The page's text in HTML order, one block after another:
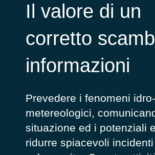
Il valore di un
corretto
informazioni
Prevedere i fenomeni idro-
metereologici,
situazione ed i potenziali
ridurre spiacevoli